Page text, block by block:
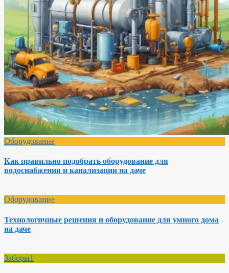
Оборудование
Как правильно подобрать оборудование для
водоснабжения и канализации на даче
Оборудование
Технологичные решения и оборудование для умного дома
на даче
Заборы1